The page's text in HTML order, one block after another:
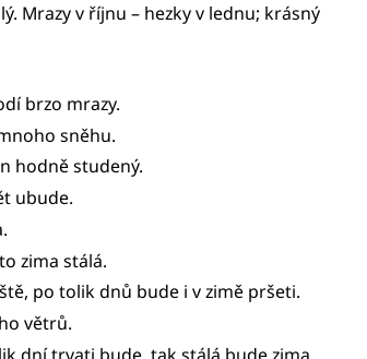
Mrazy v říjnu – hezky v lednu; krásný
brzo mrazy.
sněhu.
hodně studený.
ubude.
zima stálá.
po tolik dnů bude i v zimě pršeti.
větrů.